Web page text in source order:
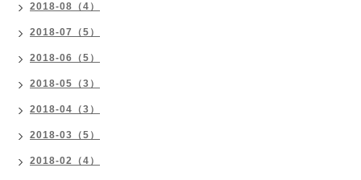
2018-08（4）
2018-07（5）
2018-06（5）
2018-05（3）
2018-04（3）
2018-03（5）
2018-02（4）